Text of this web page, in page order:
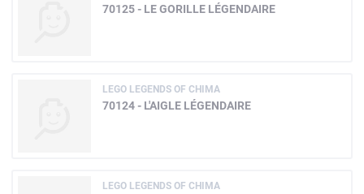
70125 - LE GORILLE LÉGENDAIRE
LEGO LEGENDS OF CHIMA
70124 - L'AIGLE LÉGENDAIRE
LEGO LEGENDS OF CHIMA